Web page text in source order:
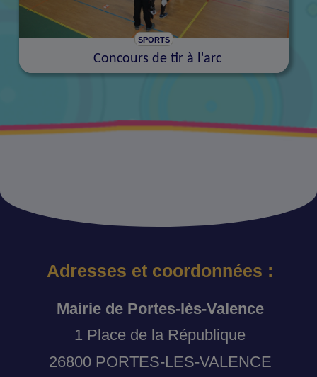
SPORTS
Concours de tir à l'arc
Adresses et coordonnées :
Mairie de Portes-lès-Valence
1 Place de la République
26800 PORTES-LES-VALENCE